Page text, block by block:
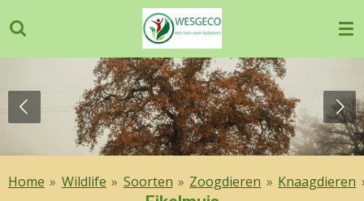
direct
naar
hoofdinhoud
Home » Wildlife » Soorten » Zoogdieren » Knaagdieren